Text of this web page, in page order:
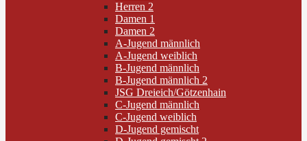
Herren 2
Damen 1
Damen 2
A-Jugend männlich
A-Jugend weiblich
B-Jugend männlich
B-Jugend männlich 2
JSG Dreieich/Götzenhain
C-Jugend männlich
C-Jugend weiblich
D-Jugend gemischt